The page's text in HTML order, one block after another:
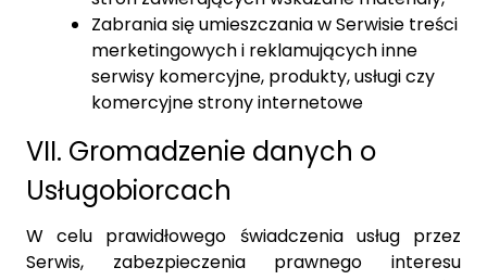
Zabrania się umieszczania w Serwisie treści
merketingowych i reklamujących inne
serwisy komercyjne, produkty, usługi czy
komercyjne strony internetowe
VII. Gromadzenie danych o
Usługobiorcach
W celu prawidłowego świadczenia usług przez
Serwis, zabezpieczenia prawnego interesu